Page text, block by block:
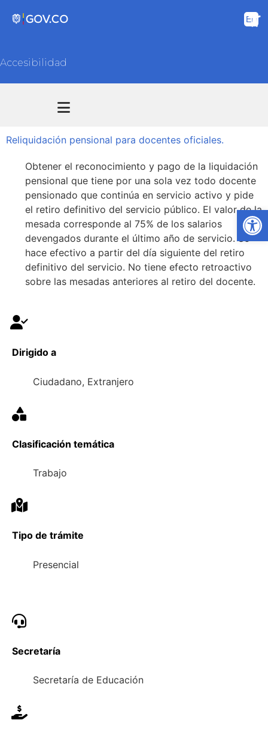
Accesibilidad
Reliquidación pensional para docentes oficiales.
Obtener el reconocimiento y pago de la liquidación
pensional que tiene por una sola vez todo docente
pensionado que continúa en servicio activo y pide
el retiro definitivo del servicio público. El valor de la
mesada corresponde al 75% de los salarios
devengados durante el último año de servicio. Se
hace efectivo a partir del día siguiente del retiro
definitivo del servicio. No tiene efecto retroactivo
sobre las mesadas anteriores al retiro del docente.
Dirigido a
Ciudadano, Extranjero
Clasificación temática
Trabajo
Tipo de trámite
Presencial
Secretaría
Secretaría de Educación